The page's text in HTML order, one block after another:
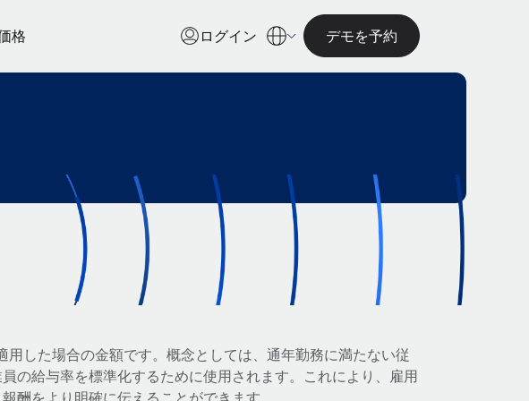
格 ログイン デモを予約
した場合の金額です。概念としては、通年勤務に満たない従
の給与率を標準化するために使用されます。これにより、雇用
酬をより明確に伝えることができます。